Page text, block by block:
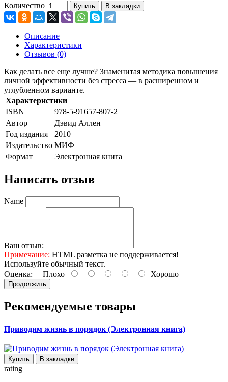
Количество Купить В закладки
Описание
Характеристики
Отзывов (0)
Как делать все еще лучше? Знаменитая методика повышения
личной эффективности без стресса — в расширенном и
углубленном варианте.
Характеристики
ISBN
978-5-91657-807-2
Автор
Дэвид Аллен
Год издания
2010
Издательство МИФ
Формат
Электронная книга
Написать отзыв
Name
Ваш отзыв:
Примечание: HTML разметка не поддерживается!
Используйте обычный текст.
Оценка: Плохо Хорошо
Продолжить
Рекомендуемые товары
Приводим жизнь в порядок (Электронная книга)
Купить В закладки
rating